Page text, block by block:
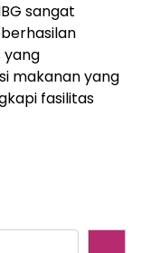
sangat
yang
makanan yang
fasilitas